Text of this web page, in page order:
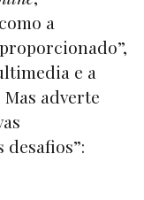
a
e a
adverte